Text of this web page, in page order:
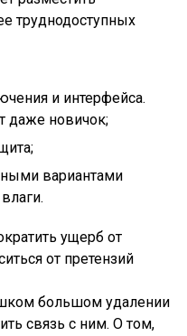
труднодоступных
и интерфейса.
даже новичок;
вариантами
ущерб от
от претензий
большом удалении
связь с ним. О том,